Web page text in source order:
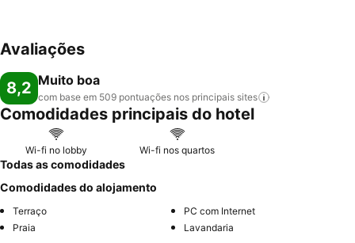
Avaliações
8,2 Muito boa
com base em 509 pontuações nos principais sites
Comodidades principais do hotel
Wi-fi no lobby Wi-fi nos quartos
Todas as comodidades
Comodidades do alojamento
Terraço
PC com Internet
Praia
Lavandaria